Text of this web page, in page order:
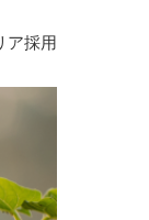
ア採用